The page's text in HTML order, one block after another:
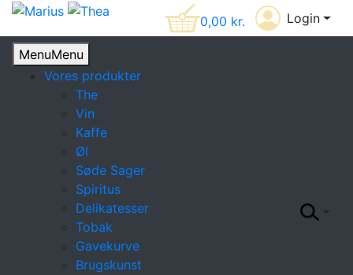
0,00 kr. Login
MenuMenu
Vores produkter
The
Vin
Kaffe
Øl
Søde Sager
Spiritus
Delikatesser
Tobak
Gavekurve
Brugskunst